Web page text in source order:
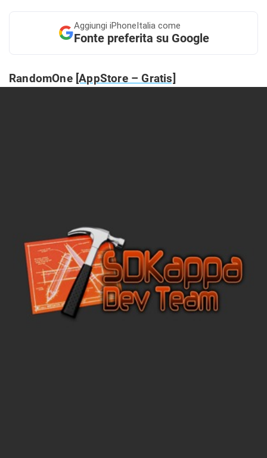
Aggiungi iPhoneItalia come
Fonte preferita su Google
RandomOne [AppStore – Gratis]